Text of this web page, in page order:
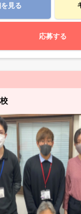
見る
応募する